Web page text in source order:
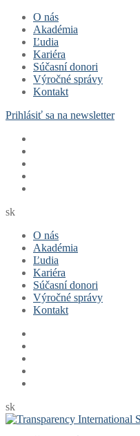
Preskočiť
obsah
Menu
ZavrieťO nás
Akadémia
Ľudia
Kariéra
Súčasní donori
Výročné správy
Kontakt
Prihlásiť sa na newsletter
sk
O nás
Akadémia
Ľudia
Kariéra
Súčasní donori
Výročné správy
Kontakt
sk